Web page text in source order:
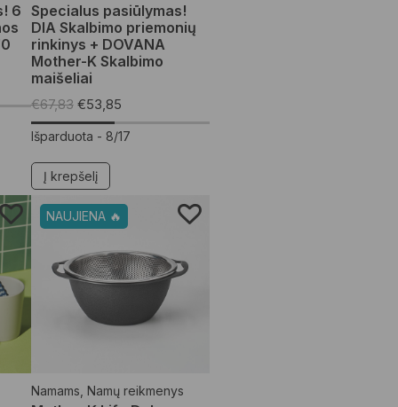
6 Specialus pasiūlymas!
DIA Skalbimo priemonių
rinkinys + DOVANA
Mother-K Skalbimo
maišeliai
€67,83 €53,85
Išparduota - 8/17
Į krepšelį
NAUJIENA 🔥
Namams Namų reikmenys